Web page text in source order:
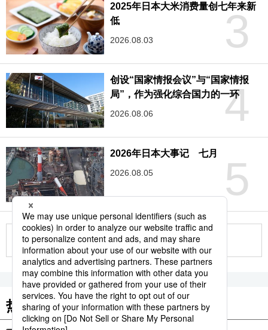
3
2025年日本大米消费量创七年来新
低
2026.08.03
4
创设“国家情报会议”与“国家情报
局”，作为强化综合国力的一环
2026.08.06
5
2026年日本大事记 七月
2026.08.05
更多
热门关键词